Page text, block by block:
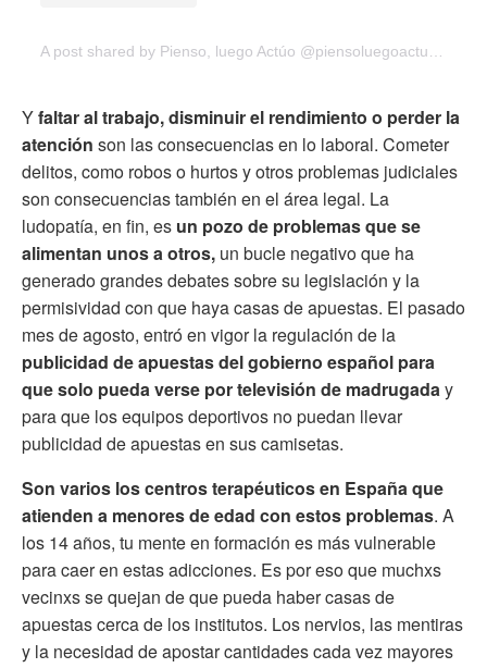
A post shared by Pienso, luego Actúo @piensoluegoactuoyoigo
Yfaltar al trabajo, disminuir el rendimiento o perder la
atención son las consecuencias en lo laboral. Cometer
delitos, como robos o hurtos y otros problemas judiciales
son consecuencias también en el área legal. La
ludopatía, en fin, es un pozo de problemas que se
alimentan unos a otros, un bucle negativo que ha
generado grandes debates sobre su legislación y la
permisividad con que haya casas de apuestas. El pasado
mes de agosto, entró en vigor la regulación de la
publicidad de apuestas del gobierno español para
que solo pueda verse por televisión de madrugaday
para que los equipos deportivos no puedan llevar
publicidad de apuestas en sus camisetas.
Son varios los centros terapéuticos en España que
atienden a menores de edad con estos problemas. A
los 14 años, tu mente en formación es más vulnerable
para caer en estas adicciones. Es por eso que muchxs
vecinxs se quejan de que pueda haber casas de
apuestas cerca de los institutos. Los nervios, las mentiras
y la necesidad de apostar cantidades cada vez mayores